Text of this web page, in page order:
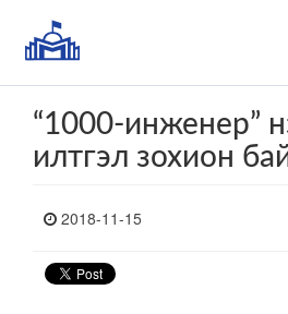
“1000-инженер”
илтгэл зохион
2018-11-15